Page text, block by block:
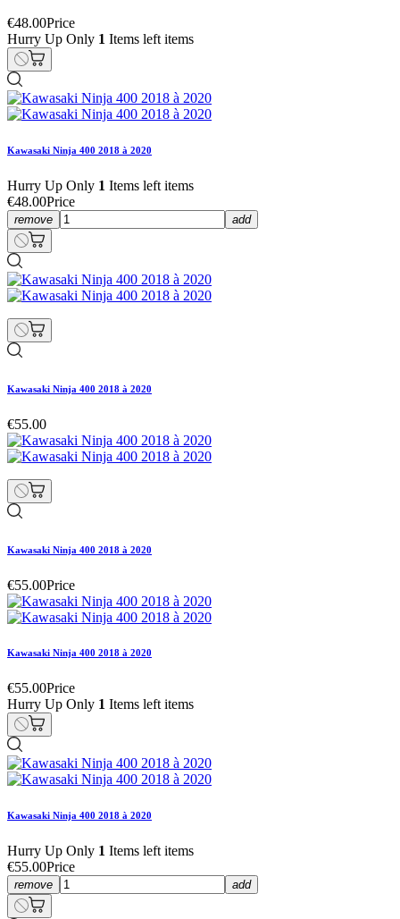
€48.00Price
Hurry Up Only 1 Items left items
Kawasaki Ninja 400 2018 à 2020
Hurry Up Only 1 Items left items
€48.00Price
remove add
Kawasaki Ninja 400 2018 à 2020
€55.00
Kawasaki Ninja 400 2018 à 2020
€55.00Price
Kawasaki Ninja 400 2018 à 2020
€55.00Price
Hurry Up Only 1 Items left items
Kawasaki Ninja 400 2018 à 2020
Hurry Up Only 1 Items left items
€55.00Price
remove add